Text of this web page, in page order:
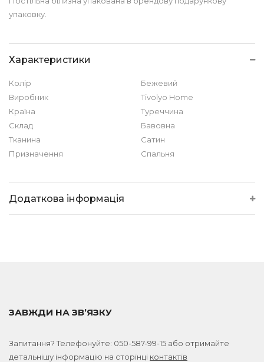
упаковку.
Характеристики
Колір
Бежевий
Виробник
Tivolyo Home
Країна
Туреччина
Склад
Бавовна
Тканина
Сатин
Призначення
Спальня
Додаткова інформація
ЗАВЖДИ НА ЗВ’ЯЗКУ
Запитання? Телефонуйте: 050-587-99-15 або отримайте
детальнішу інформацію на сторінці контактів